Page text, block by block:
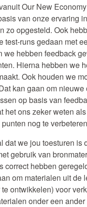
Our New
van onze ervaring
zo opgesteld. Ook
test-runs gedaan met
we hebben feedback
Hierna hebben we
Ook houden we
kan gaan om
op basis van
het ons zeker weten
nog te
dat we jou toesturen is
gebruik van
correct hebben
om materialen uit de
ontwikkelen) voor
onder een